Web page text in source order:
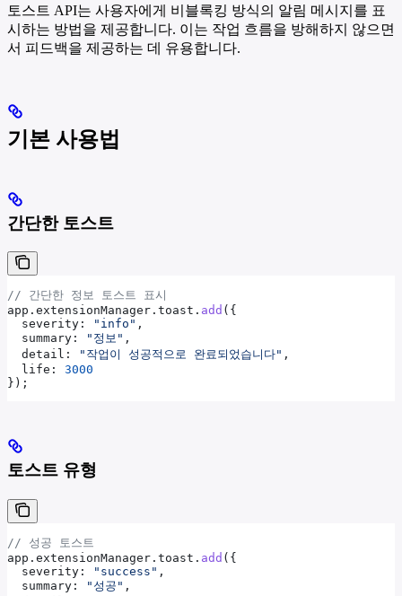
토스트 API는 사용자에게 비블록킹 방식의 알림 메시지를 표
시하는 방법을 제공합니다. 이는 작업 흐름을 방해하지 않으면
서 피드백을 제공하는 데 유용합니다.
기본 사용법
간단한 토스트
// 간단한 정보 토스트 표시
app . extensionManager . toast . add ({
  severity:
"info" ,
  summary:
"정보" ,
  detail:
"작업이 성공적으로 완료되었습니다" ,
  life:
3000
});
토스트 유형
// 성공 토스트
app . extensionManager . toast . add ({
  severity:
"success" ,
  summary:
"성공" ,